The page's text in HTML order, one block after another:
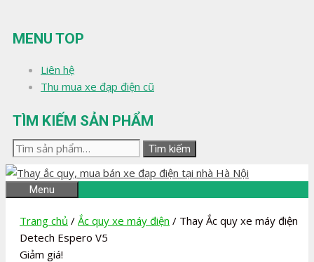
đến
nội
MENU TOP
Liên hệ
Thu mua xe đạp điện cũ
TÌM KIẾM SẢN PHẨM
Tìm
kiếm:
Tìm kiếm
Menu
Trang chủ / Ắc quy xe máy điện / Thay Ắc quy xe máy điện
Detech Espero V5
Giảm giá!